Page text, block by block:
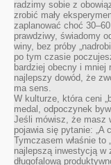
radzimy sobie z
zrobić mały
zaplanować choć
prawdziwy, świadomy
winy, bez próby
po tym czasie
bardziej obecny i mniej
najlepszy dowód, że
ma sens.
W kulturze, która ceni
medal, odpoczynek
Jeśli mówisz, że masz
pojawia się pytanie: „A
Tymczasem właśnie to
najlepszą inwestycją w
długofalową